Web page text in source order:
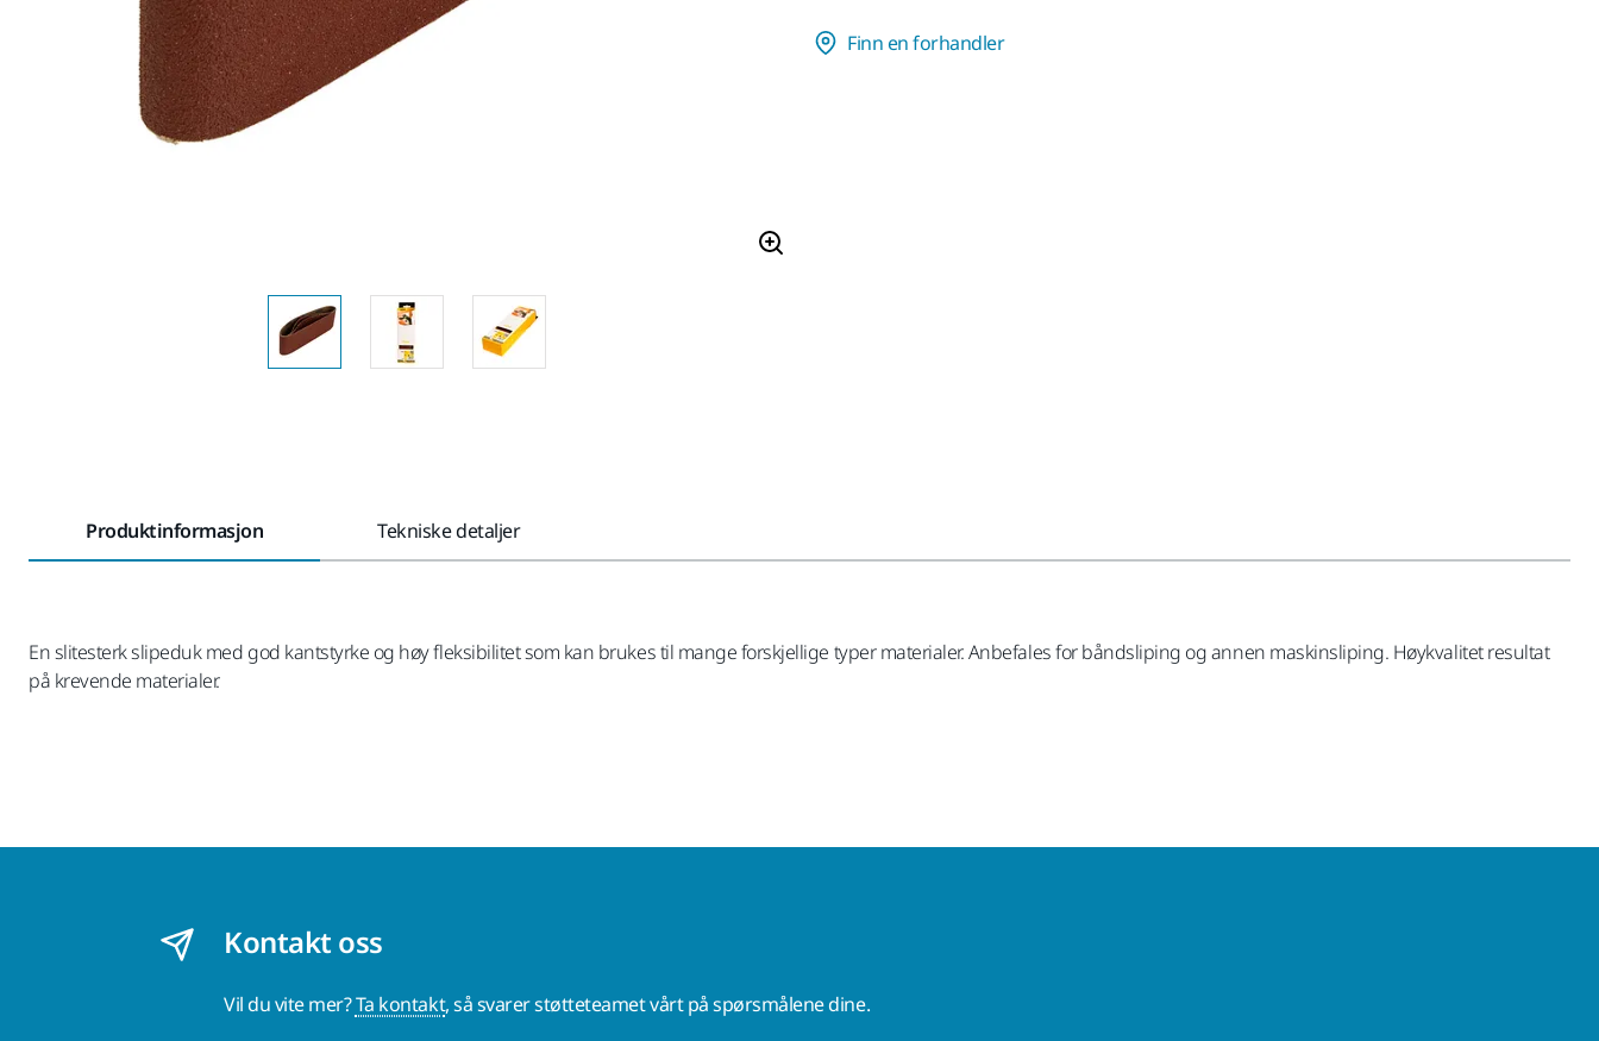
Finn en forhandler
Produktinformasjon Tekniske detaljer
En slitesterk slipeduk med god kantstyrke og høy fleksibilitet som kan brukes til mange forskjellige typer materialer. Anbefales for båndsliping og annen maskinsliping. Høykvalitet resultat
på krevende materialer.
Kontakt oss
Vil du vite mer?Ta kontakt, så svarer støtteteamet vårt på spørsmålene dine.